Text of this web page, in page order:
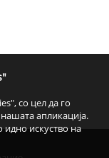
со цел да го
апликација.
искуство на